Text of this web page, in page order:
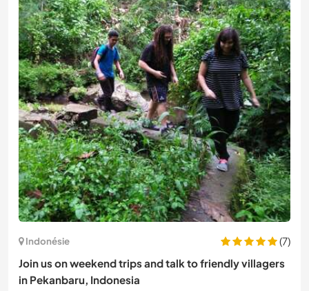
Indonésie
(7)
Join us on weekend trips and talk to friendly villagers
in Pekanbaru, Indonesia